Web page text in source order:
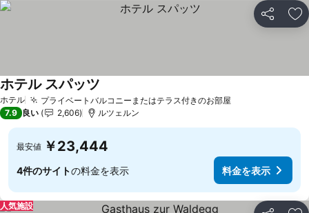
シェア お
ホテル プライベートバルコニーまたはテラス付きのお部屋料金を表示
ホテル スパッツ
7.9 良い 2,606 ルツェルン
最安値 ￥23,444
4件のサイトの料金を表示 料金を表示
人気施設